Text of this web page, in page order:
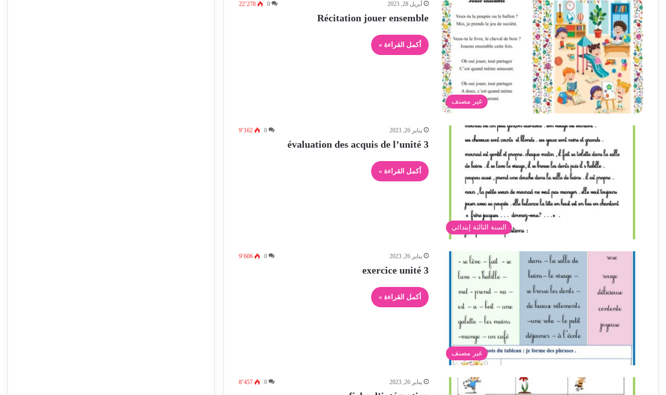
غير مصنف
أبريل 28, 2023 0 22٬278
Récitation jouer ensemble
أكمل القراءة »
السنة الثالثة إبتدائي
يناير 26, 2023 0 9٬162
évaluation des acquis de l’unité 3
أكمل القراءة »
غير مصنف
يناير 26, 2023 0 9٬606
exercice unité 3
أكمل القراءة »
يناير 26, 2023 0 8٬457